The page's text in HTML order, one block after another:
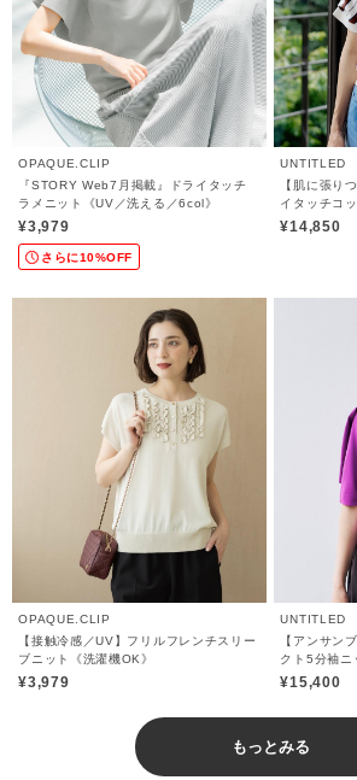
OPAQUE.CLIP
『STORY Web7月掲載』ドライタッチ
ラメニット《UV／洗える／6col》
¥3,979
さらに10%OFF
UNTITLED
【肌に張り
イタッチコ
¥14,850
OPAQUE.CLIP
【接触冷感／UV】フリルフレンチスリー
ブニット《洗濯機OK》
¥3,979
UNTITLED
【アンサン
クト5分袖ニ
¥15,400
もっとみる